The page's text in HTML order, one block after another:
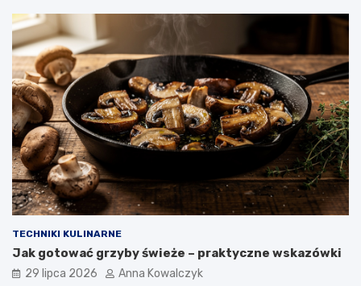
TECHNIKI KULINARNE
Jak gotować grzyby świeże – praktyczne wskazówki
29 lipca 2026 Anna Kowalczyk